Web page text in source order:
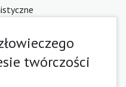
twórczości